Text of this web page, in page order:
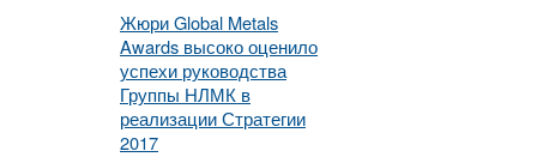
Жюри Global Metals
Awards высоко оценило
успехи руководства
Группы НЛМК в
реализации Стратегии
2017